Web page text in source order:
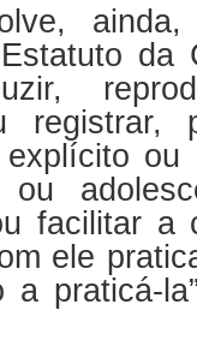
da
registrar,
ou
facilitar a
ele
a praticá-